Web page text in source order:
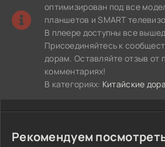
оптимизирован под все
планшетов и SMART
В плеере доступны все
Присоединяйтесь к
дорам. Оставляйте отзыв от
комментариях!
В категориях: Китайские
Рекомендуем